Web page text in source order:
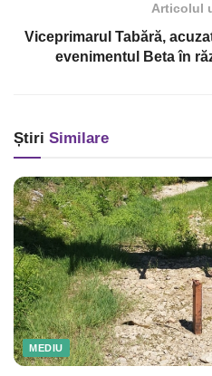
Articolul
Viceprimarul Tabără,
evenimentul Beta în
Știri Similare
MEDIU